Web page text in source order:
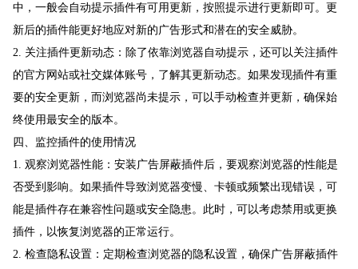
中，一般会自动提示插件有可用更新，按照提示进行更新即可。更
新后的插件能更好地应对新的广告形式和潜在的安全威胁。
2. 关注插件更新动态：除了依靠浏览器自动提示，还可以关注插件
的官方网站或社交媒体账号，了解其更新动态。如果发现插件有重
要的安全更新，而浏览器尚未提示，可以手动检查并更新，确保始
终使用最安全的版本。
四、监控插件的使用情况
1. 观察浏览器性能：安装广告屏蔽插件后，要观察浏览器的性能是
否受到影响。如果插件导致浏览器变慢、卡顿或频繁出现错误，可
能是插件存在兼容性问题或安全隐患。此时，可以考虑禁用或更换
插件，以恢复浏览器的正常运行。
2. 检查隐私设置：定期检查浏览器的隐私设置，确保广告屏蔽插件